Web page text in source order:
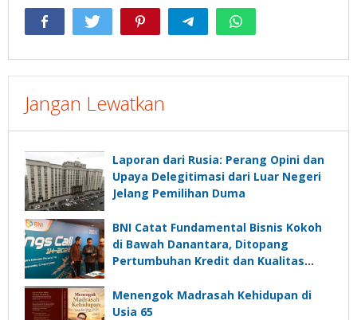
Jangan Lewatkan
Laporan dari Rusia: Perang Opini dan
Upaya Delegitimasi dari Luar Negeri
Jelang Pemilihan Duma
BNI Catat Fundamental Bisnis Kokoh
di Bawah Danantara, Ditopang
Pertumbuhan Kredit dan Kualitas
Menengok Madrasah Kehidupan di
Usia 65